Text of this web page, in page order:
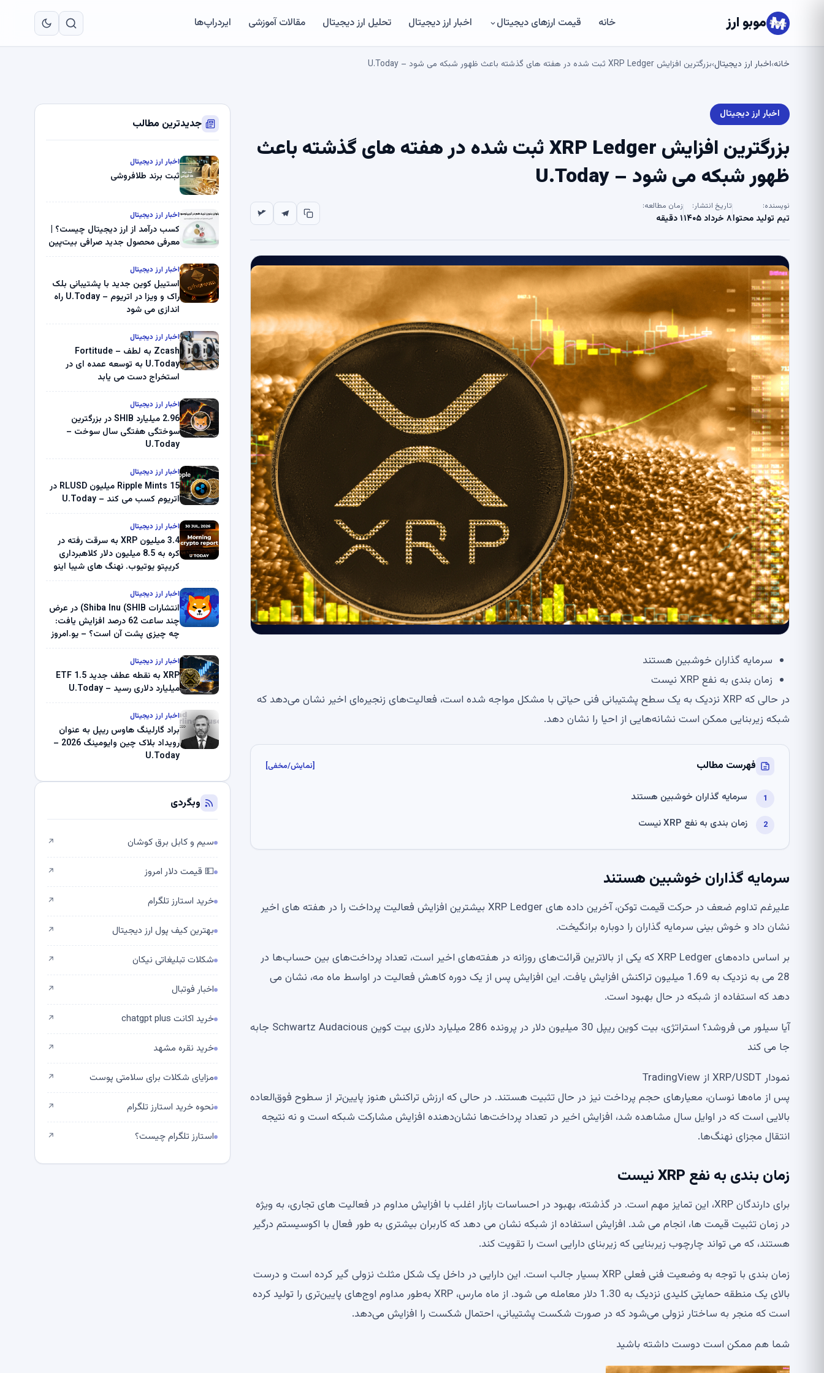
موبو ارز خانه قیمت ارزهای دیجیتال اخبار ارز دیجیتال تحلیل ارز دیجیتال مقالات آموزشی ایردراپ‌ها
خانه›اخبار ارز دیجیتال›بزرگترین افزایش XRP Ledger ثبت شده در هفته های گذشته باعث ظهور شبکه می شود – U.Today
اخبار ارز دیجیتال
بزرگترین افزایش XRP Ledger ثبت شده در هفته های گذشته باعث
ظهور شبکه می شود – U.Today
نویسنده:
تیم تولید محتوا
تاریخ انتشار:
۸ خرداد ۱۴۰۵
زمان مطالعه:
۱ دقیقه
سرمایه گذاران خوشبین هستند
زمان بندی به نفع XRP نیست
در حالی که XRP نزدیک به یک سطح پشتیبانی فنی حیاتی با مشکل مواجه شده است، فعالیت‌های زنجیره‌ای اخیر نشان می‌دهد که
شبکه زیربنایی ممکن است نشانه‌هایی از احیا را نشان دهد.
فهرست مطالب [نمایش/مخفی]
سرمایه گذاران خوشبین هستند
زمان بندی به نفع XRP نیست
سرمایه گذاران خوشبین هستند
علیرغم تداوم ضعف در حرکت قیمت توکن، آخرین داده های XRP Ledger بیشترین افزایش فعالیت پرداخت را در هفته های اخیر
نشان داد و خوش بینی سرمایه گذاران را دوباره برانگیخت.
بر اساس داده‌های XRP Ledger که یکی از بالاترین قرائت‌های روزانه در هفته‌های اخیر است، تعداد پرداخت‌های بین حساب‌ها در
28 می به نزدیک به 1.69 میلیون تراکنش افزایش یافت. این افزایش پس از یک دوره کاهش فعالیت در اواسط ماه مه، نشان می
دهد که استفاده از شبکه در حال بهبود است.
آیا سیلور می فروشد؟ استراتژی، بیت کوین ریپل 30 میلیون دلار در پرونده 286 میلیارد دلاری بیت کوین Schwartz Audacious جابه
جا می کند
نمودار XRP/USDT از TradingView
پس از ماه‌ها نوسان، معیارهای حجم پرداخت نیز در حال تثبیت هستند. در حالی که ارزش تراکنش هنوز پایین‌تر از سطوح فوق‌العاده
بالایی است که در اوایل سال مشاهده شد، افزایش اخیر در تعداد پرداخت‌ها نشان‌دهنده افزایش مشارکت شبکه است و نه نتیجه
انتقال مجزای نهنگ‌ها.
زمان بندی به نفع XRP نیست
برای دارندگان XRP، این تمایز مهم است. در گذشته، بهبود در احساسات بازار اغلب با افزایش مداوم در فعالیت های تجاری، به ویژه
در زمان تثبیت قیمت ها، انجام می شد. افزایش استفاده از شبکه نشان می دهد که کاربران بیشتری به طور فعال با اکوسیستم درگیر
هستند، که می تواند چارچوب زیربنایی که زیربنای دارایی است را تقویت کند.
زمان بندی با توجه به وضعیت فنی فعلی XRP بسیار جالب است. این دارایی در داخل یک شکل مثلث نزولی گیر کرده است و درست
بالای یک منطقه حمایتی کلیدی نزدیک به 1.30 دلار معامله می شود. از ماه مارس، XRP به‌طور مداوم اوج‌های پایین‌تری را تولید کرده
است که منجر به ساختار نزولی می‌شود که در صورت شکست پشتیبانی، احتمال شکست را افزایش می‌دهد.
شما هم ممکن است دوست داشته باشید
جدیدترین مطالب
اخبار ارز دیجیتال
ثبت برند طلافروشی
اخبار ارز دیجیتال
کسب درآمد از ارز دیجیتال چیست؟ |
معرفی محصول جدید صرافی بیت‌پین
اخبار ارز دیجیتال
استیبل کوین جدید با پشتیبانی بلک
راک و ویزا در اتریوم – U.Today راه
اندازی می شود
اخبار ارز دیجیتال
Zcash به لطف Fortitude –
U.Today به توسعه عمده ای در
استخراج دست می یابد
اخبار ارز دیجیتال
2.96 میلیارد SHIB در بزرگترین
سوختگی هفتگی سال سوخت –
U.Today
اخبار ارز دیجیتال
Ripple Mints 15 میلیون RLUSD در
اتریوم کسب می کند – U.Today
اخبار ارز دیجیتال
3.4 میلیون XRP به سرقت رفته در
کره به 8.5 میلیون دلار کلاهبرداری
کریپتو یوتیوب. نهنگ های شیبا اینو
میلیون دلار U-Turn در بیت کوین را
ثبت کرد – گزارش کریپتو صبح –
U.Today
اخبار ارز دیجیتال
انتشارات Shiba Inu (SHIB) در عرض
چند ساعت 62 درصد افزایش یافت:
چه چیزی پشت آن است؟ – یو.امروز
اخبار ارز دیجیتال
XRP به نقطه عطف جدید ETF 1.5
میلیارد دلاری رسید – U.Today
اخبار ارز دیجیتال
براد گارلینگ هاوس ریپل به عنوان
رویداد بلاک چین وایومینگ 2026 –
U.Today
وبگردی
سیم و کابل برق کوشان ↗
💵 قیمت دلار امروز ↗
خرید استارز تلگرام ↗
بهترین کیف پول ارز دیجیتال ↗
شکلات تبلیغاتی نیکان ↗
اخبار فوتبال ↗
خرید اکانت chatgpt plus ↗
خرید نقره مشهد ↗
مزایای شکلات برای سلامتی پوست ↗
نحوه خرید استارز تلگرام ↗
استارز تلگرام چیست؟ ↗